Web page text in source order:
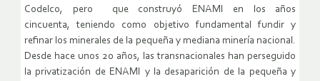
Codelco, pero que construyó ENAMI en los años
cincuenta,teniendo como objetivo fundamental fundir y
refinar los minerales de la pequeña y mediana minería nacional.
Desde hace unos 20 años, las transnacionales han perseguido
la privatización de ENAMI y la desaparición de la pequeña y